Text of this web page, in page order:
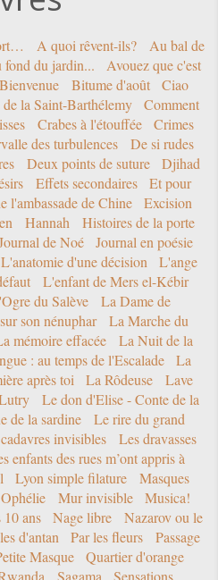
A quoi rêvent-ils?
Au bal de
fond du jardin...
Avouez que c'est
Bienvenue Bitume d'août
Ciao
la Saint-Barthélemy
Comment
Crabes à l'étouffée
Crimes
des turbulences
De si rudes
Deux points de suture
Djihad
Effets secondaires
Et pour
l'ambassade de Chine
Excision
Hannah
Histoires de la porte
de Noé
Journal en poésie
L'anatomie d'une décision
L'ange
L'enfant de Mers el-Kébir
du Salève
La Dame de
son nénuphar
La Marche du
mémoire effacée
La Nuit de la
: au temps de l'Escalade
La
après toi La Rôdeuse
Lave
Le don d'Elise - Conte de la
de la sardine
Le rire du grand
invisibles
Les dravasses
enfants des rues m’ont appris à
Lyon simple filature
Masques
Mur invisible
Musica!
ans
Nage libre
Nazarov ou le
d'antan Par les fleurs
Passage
Masque
Quartier d'orange
Sagama
Sensations